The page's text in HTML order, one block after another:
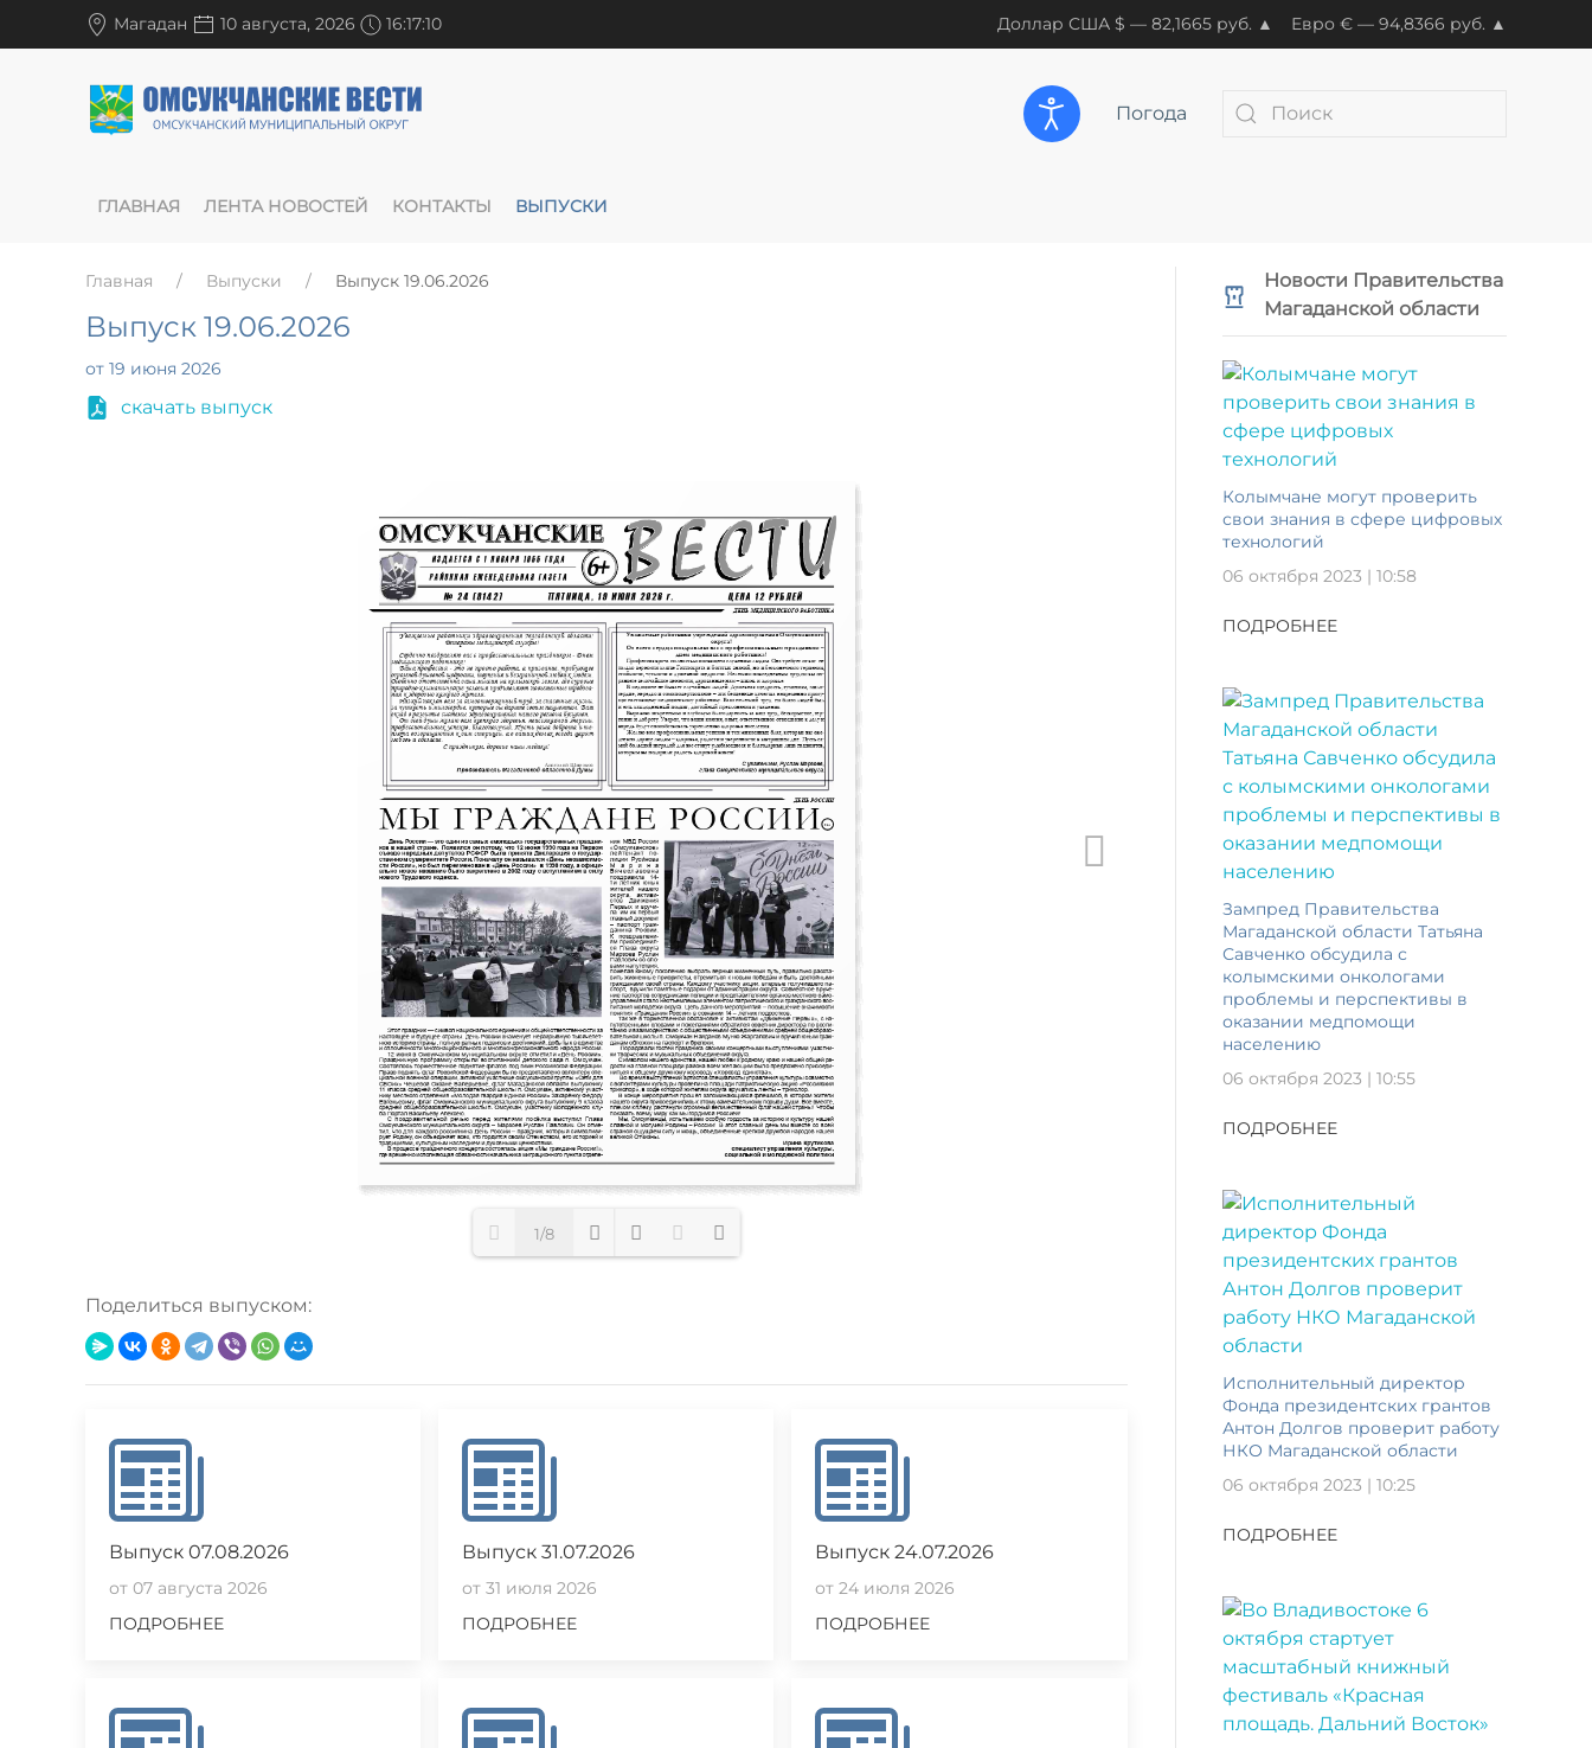
Магадан 10 августа, 2026 16:17:10 Доллар США $ — 82,1665 руб. ▲ Евро € — 94,8366 руб. ▲
Погода
ГЛАВНАЯ ЛЕНТА НОВОСТЕЙ КОНТАКТЫ ВЫПУСКИ
Главная Выпуски Выпуск 19.06.2026
Выпуск 19.06.2026
от 19 июня 2026
скачать выпуск
1/8
Поделиться выпуском:
Выпуск 07.08.2026
от 07 августа 2026
ПОДРОБНЕЕ
Выпуск 31.07.2026
от 31 июля 2026
ПОДРОБНЕЕ
Выпуск 24.07.2026
от 24 июля 2026
ПОДРОБНЕЕ
Новости Правительства
Магаданской области
Колымчане могут проверить
свои знания в сфере цифровых
технологий
06 октября 2023 | 10:58
ПОДРОБНЕЕ
Зампред Правительства
Магаданской области Татьяна
Савченко обсудила с
колымскими онкологами
проблемы и перспективы в
оказании медпомощи
населению
06 октября 2023 | 10:55
ПОДРОБНЕЕ
Исполнительный директор
Фонда президентских грантов
Антон Долгов проверит работу
НКО Магаданской области
06 октября 2023 | 10:25
ПОДРОБНЕЕ